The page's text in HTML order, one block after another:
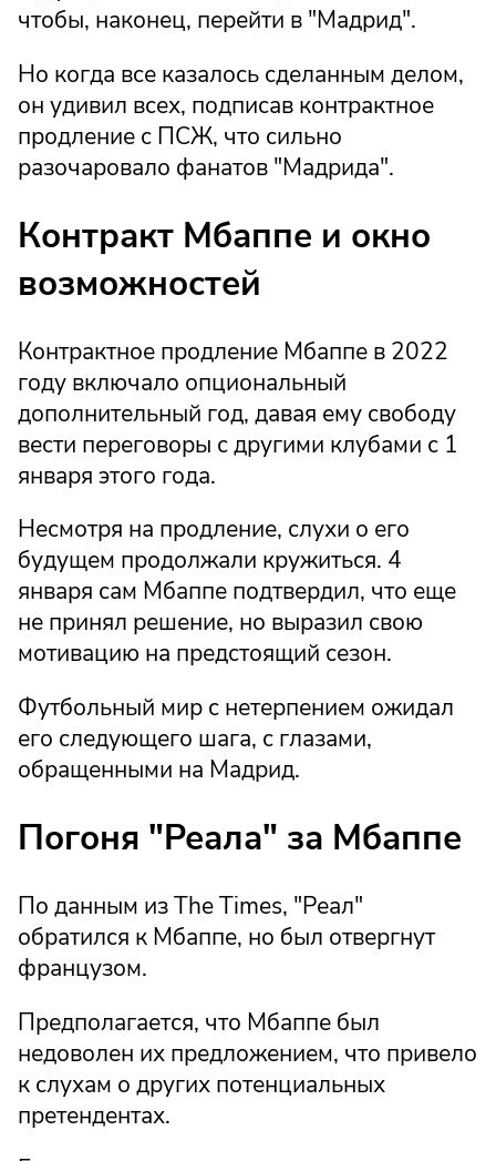
чтобы, наконец, перейти в "Мадрид".
Но когда все казалось сделанным делом,
он удивил всех, подписав контрактное
продление с ПСЖ, что сильно
разочаровало фанатов "Мадрида".
Контракт Мбаппе и окно
возможностей
Контрактное продление Мбаппе в 2022
году включало опциональный
дополнительный год, давая ему свободу
вести переговоры с другими клубами с 1
января этого года.
Несмотря на продление, слухи о его
будущем продолжали кружиться. 4
января сам Мбаппе подтвердил, что еще
не принял решение, но выразил свою
мотивацию на предстоящий сезон.
Футбольный мир с нетерпением ожидал
его следующего шага, с глазами,
обращенными на Мадрид.
Погоня "Реала" за Мбаппе
По данным из The Times, "Реал"
обратился к Мбаппе, но был отвергнут
французом.
Предполагается, что Мбаппе был
недоволен их предложением, что привело
к слухам о других потенциальных
претендентах.